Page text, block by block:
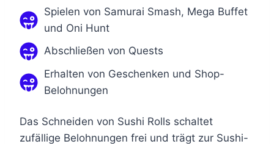
Spielen von Samurai Smash, Mega Buffet
und Oni Hunt
Abschließen von Quests
Erhalten von Geschenken und Shop-
Belohnungen
Das Schneiden von Sushi Rolls schaltet
zufällige Belohnungen frei und trägt zur Sushi-